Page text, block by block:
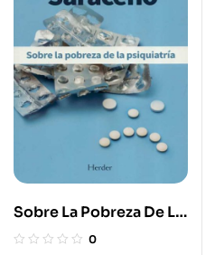
Sobre La Pobreza De La
Psiquiatría0